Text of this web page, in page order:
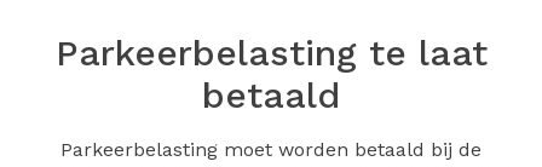
Parkeerbelasting te laat
betaald
Parkeerbelasting moet worden betaald bij de